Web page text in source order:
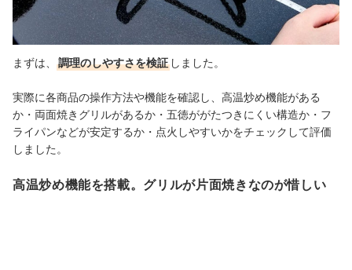
まずは、 調理のしやすさを検証 しました。
実際に各商品の操作方法や機能を確認し、高温炒め機能がある
か・両面焼きグリルがあるか・五徳ががたつきにくい構造か・フ
ライパンなどが安定するか・点火しやすいかをチェックして評価
しました。
高温炒め機能を搭載。グリルが片面焼きなのが惜しい